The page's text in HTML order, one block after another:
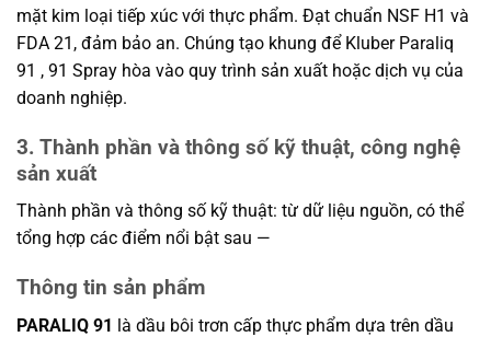
mặt kim loại tiếp xúc với thực phẩm. Đạt chuẩn NSF H1 và
FDA 21, đảm bảo an. Chúng tạo khung để Kluber Paraliq
91 , 91 Spray hòa vào quy trình sản xuất hoặc dịch vụ của
doanh nghiệp.
3. Thành phần và thông số kỹ thuật, công nghệ
sản xuất
Thành phần và thông số kỹ thuật: từ dữ liệu nguồn, có thể
tổng hợp các điểm nổi bật sau —
Thông tin sản phẩm
PARALIQ 91 là dầu bôi trơn cấp thực phẩm dựa trên dầu